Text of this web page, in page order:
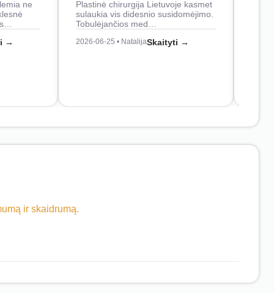
ne
→
Plastinė chirurgija Lietuvoje kasmet
sulaukia vis didesnio susidomėjimo.
Tobulėjančios med…
2026-06-25 • NatalijaSkaityti →
ir skaidrumą.